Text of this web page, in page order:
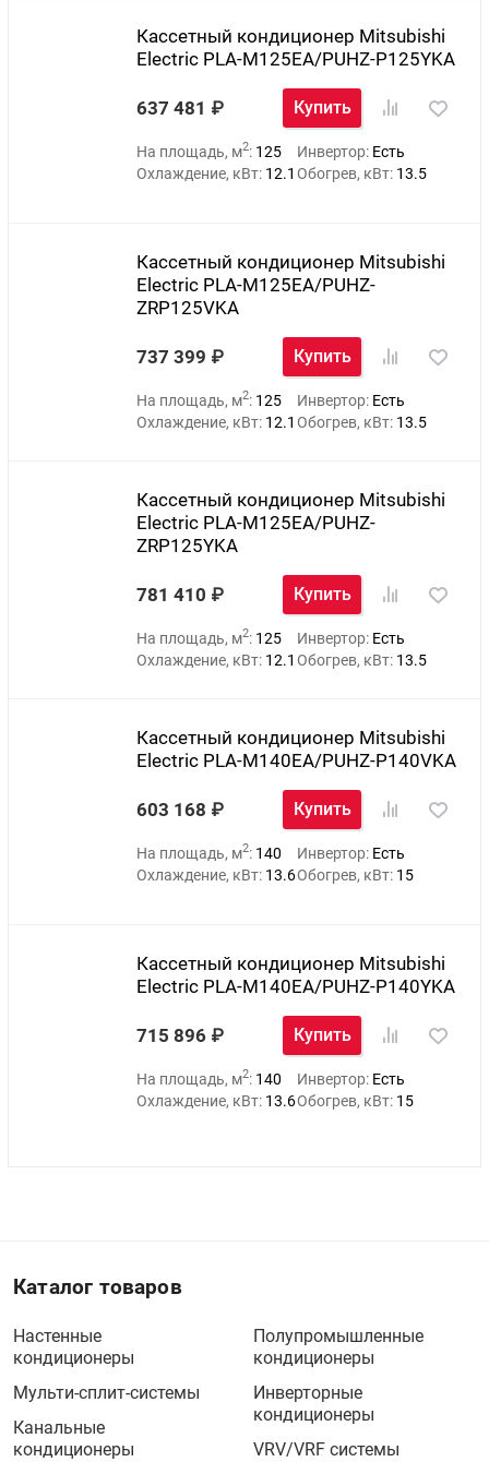
Кассетный кондиционер Mitsubishi
Electric PLA-M125EA/PUHZ-P125YKA
637 481 Купить
На площадь, м2: 125 Инвертор: Есть
Охлаждение, кВт: 12.1 Обогрев, кВт: 13.5
Кассетный кондиционер Mitsubishi
Electric PLA-M125EA/PUHZ-
ZRP125VKA
737 399 Купить
На площадь, м2: 125 Инвертор: Есть
Охлаждение, кВт: 12.1 Обогрев, кВт: 13.5
Кассетный кондиционер Mitsubishi
Electric PLA-M125EA/PUHZ-
ZRP125YKA
781 410 Купить
На площадь, м2: 125 Инвертор: Есть
Охлаждение, кВт: 12.1 Обогрев, кВт: 13.5
Кассетный кондиционер Mitsubishi
Electric PLA-M140EA/PUHZ-P140VKA
603 168 Купить
На площадь, м2: 140 Инвертор: Есть
Охлаждение, кВт: 13.6Обогрев, кВт: 15
Кассетный кондиционер Mitsubishi
Electric PLA-M140EA/PUHZ-P140YKA
715 896 Купить
На площадь, м2: 140 Инвертор: Есть
Охлаждение, кВт: 13.6Обогрев, кВт: 15
Каталог товаров
Настенные
кондиционеры
Мульти-сплит-системы
Канальные
кондиционеры
Полупромышленные
кондиционеры
Инверторные
кондиционеры
VRV/VRF системы